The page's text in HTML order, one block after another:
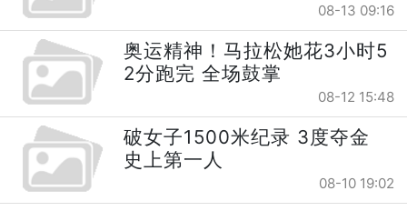
08-13 09:16
奥运精神！马拉松她花3小时5
2分跑完 全场鼓掌
08-12 15:48
破女子1500米纪录 3度夺金
史上第一人
08-10 19:02